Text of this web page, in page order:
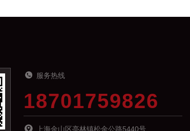
服务热线
18701759826
上海金山区亭林镇松金公路5440号